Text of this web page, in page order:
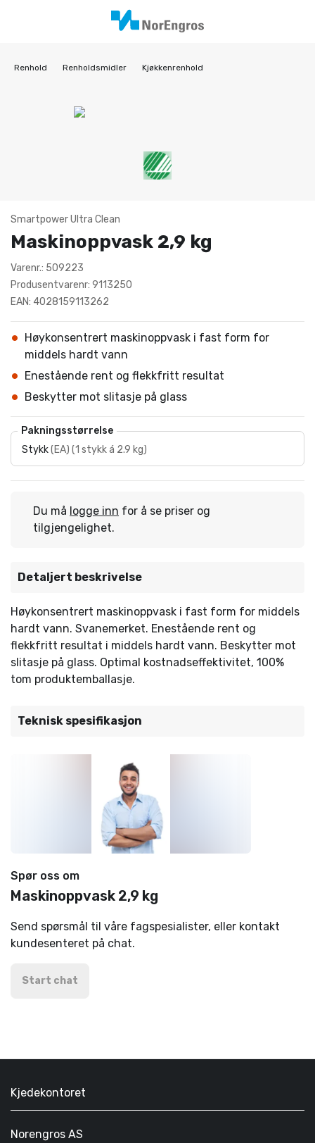
Renhold Renholdsmidler Kjøkkenrenhold
Smartpower Ultra Clean
Maskinoppvask 2,9 kg
Varenr.: 509223
Produsentvarenr: 9113250
EAN: 4028159113262
Høykonsentrert maskinoppvask i fast form for
middels hardt vann
Enestående rent og flekkfritt resultat
Beskytter mot slitasje på glass
Pakningsstørrelse
Stykk(EA) (1 stykk á 2.9 kg)
Du må logge inn for å se priser og
tilgjengelighet.
Detaljert beskrivelse
Høykonsentrert maskinoppvask i fast form for middels
hardt vann. Svanemerket. Enestående rent og
flekkfritt resultat i middels hardt vann. Beskytter mot
slitasje på glass. Optimal kostnadseffektivitet, 100%
tom produktemballasje.
Teknisk spesifikasjon
Spør oss om
Maskinoppvask 2,9 kg
Send spørsmål til våre fagspesialister, eller kontakt
kundesenteret på chat.
Start chat
Kjedekontoret
Norengros AS